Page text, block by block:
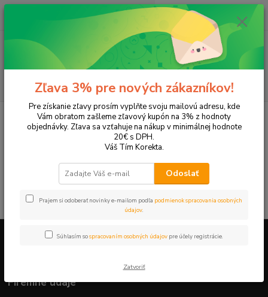
Hľadať
ks
za 0,00 EUR
Tonery a náplne do tlačiarní Canon L200
V tejto kategórii nebol nájdený žiadny tovar.
Firemné údaje
Zľava 3% pre nových zákazníkov!
Pre získanie zľavy prosím vyplňte svoju mailovú adresu, kde
Vám obratom zašleme zľavový kupón na 3% z hodnoty
objednávky. Zľava sa vzťahuje na nákup v minimálnej hodnote
20€ s DPH.
Váš Tím Korekta.
Odoslať
Prajem si odoberať novinky e-mailom podľa podmienok spracovania osobných
údajov.
Súhlasím sospracovaním osobných údajov pre účely registrácie.
Zatvoriť